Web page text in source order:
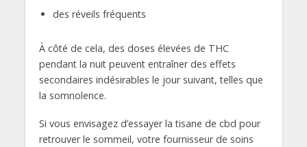
des réveils fréquents
À côté de cela, des doses élevées de THC
pendant la nuit peuvent entraîner des effets
secondaires indésirables le jour suivant, telles que
la somnolence.
Si vous envisagez d’essayer la tisane de cbd pour
retrouver le sommeil, votre fournisseur de soins